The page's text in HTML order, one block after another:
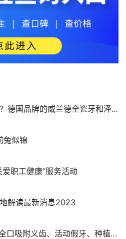
威兰德全瓷牙和泽康全瓷牙哪个更值得推荐
兔似锦
职工健康”服务活动
解读最新消息2023
附义齿、活动假牙、种植牙全面盘点